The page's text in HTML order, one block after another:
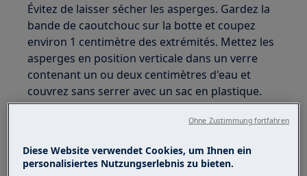
Évitez de laisser sécher les asperges. Gardez la
bande de caoutchouc sur la botte et coupez
environ 1 centimètre des extrémités. Mettez les
asperges en position verticale dans un verre
contenant un ou deux centimètres d'eau et
couvrez sans serrer avec un sac en plastique.
Elles resteront croquantes jusqu'à 7 jours.
dans un torchon de cuisine humide.
Diese Website verwendet Cookies, um Ihnen ein
personalisiertes Nutzungserlebnis zu bieten.
Ohne Zustimmung fortfahren